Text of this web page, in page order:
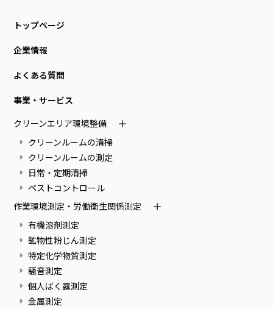
トップページ
企業情報
よくある質問
事業・サービス
クリーンエリア環境整備
クリーンルームの清掃
クリーンルームの測定
日常・定期清掃
ペストコントロール
作業環境測定・労働衛生関係測定
有機溶剤測定
鉱物性粉じん測定
特定化学物質測定
騒音測定
個人ばく露測定
金属測定